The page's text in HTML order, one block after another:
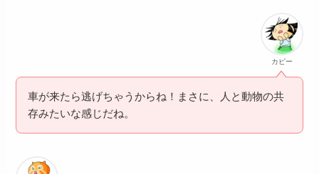
カピー
車が来たら逃げちゃうからね！まさに、人と動物の共
存みたいな感じだね。